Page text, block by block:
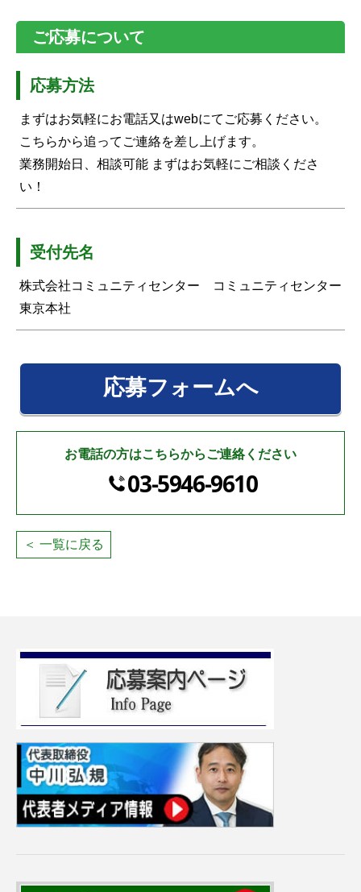
ご応募について
応募方法
まずはお気軽にお電話又はwebにてご応募ください。
こちらから追ってご連絡を差し上げます。
業務開始日、相談可能 まずはお気軽にご相談くださ
い！
受付先名
株式会社コミュニティセンター コミュニティセンター
東京本社
応募フォームへ
お電話の方はこちらからご連絡ください
03-5946-9610
＜ 一覧に戻る